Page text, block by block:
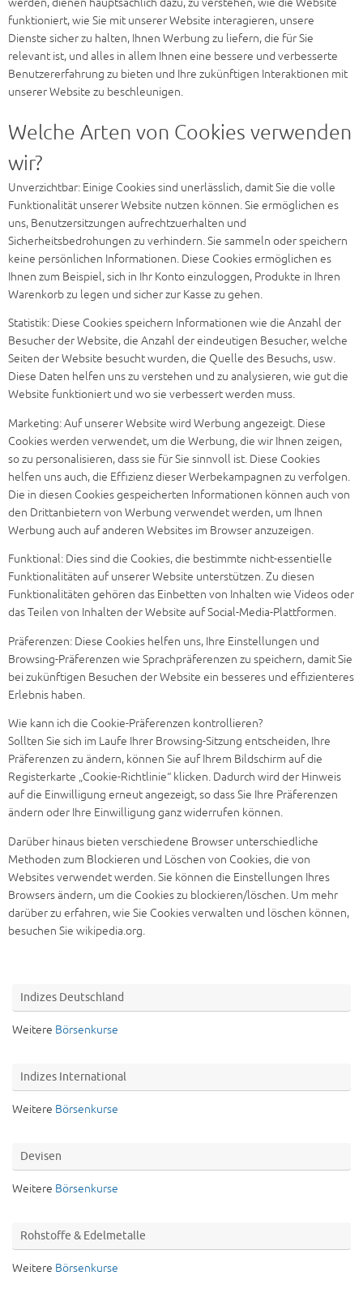
funktioniert, wie Sie mit unserer Website interagieren, unsere
Dienste sicher zu halten, Ihnen Werbung zu liefern, die für Sie
relevant ist, und alles in allem Ihnen eine bessere und verbesserte
Benutzererfahrung zu bieten und Ihre zukünftigen Interaktionen mit
unserer Website zu beschleunigen.
Welche Arten von Cookies verwenden
wir?
Unverzichtbar: Einige Cookies sind unerlässlich, damit Sie die volle
Funktionalität unserer Website nutzen können. Sie ermöglichen es
uns, Benutzersitzungen aufrechtzuerhalten und
Sicherheitsbedrohungen zu verhindern. Sie sammeln oder speichern
keine persönlichen Informationen. Diese Cookies ermöglichen es
Ihnen zum Beispiel, sich in Ihr Konto einzuloggen, Produkte in Ihren
Warenkorb zu legen und sicher zur Kasse zu gehen.
Statistik: Diese Cookies speichern Informationen wie die Anzahl der
Besucher der Website, die Anzahl der eindeutigen Besucher, welche
Seiten der Website besucht wurden, die Quelle des Besuchs, usw.
Diese Daten helfen uns zu verstehen und zu analysieren, wie gut die
Website funktioniert und wo sie verbessert werden muss.
Marketing: Auf unserer Website wird Werbung angezeigt. Diese
Cookies werden verwendet, um die Werbung, die wir Ihnen zeigen,
so zu personalisieren, dass sie für Sie sinnvoll ist. Diese Cookies
helfen uns auch, die Effizienz dieser Werbekampagnen zu verfolgen.
Die in diesen Cookies gespeicherten Informationen können auch von
den Drittanbietern von Werbung verwendet werden, um Ihnen
Werbung auch auf anderen Websites im Browser anzuzeigen.
Funktional: Dies sind die Cookies, die bestimmte nicht-essentielle
Funktionalitäten auf unserer Website unterstützen. Zu diesen
Funktionalitäten gehören das Einbetten von Inhalten wie Videos oder
das Teilen von Inhalten der Website auf Social-Media-Plattformen.
Präferenzen: Diese Cookies helfen uns, Ihre Einstellungen und
Browsing-Präferenzen wie Sprachpräferenzen zu speichern, damit Sie
bei zukünftigen Besuchen der Website ein besseres und effizienteres
Erlebnis haben.
Wie kann ich die Cookie-Präferenzen kontrollieren?
Sollten Sie sich im Laufe Ihrer Browsing-Sitzung entscheiden, Ihre
Präferenzen zu ändern, können Sie auf Ihrem Bildschirm auf die
Registerkarte „Cookie-Richtlinie“ klicken. Dadurch wird der Hinweis
auf die Einwilligung erneut angezeigt, so dass Sie Ihre Präferenzen
ändern oder Ihre Einwilligung ganz widerrufen können.
Darüber hinaus bieten verschiedene Browser unterschiedliche
Methoden zum Blockieren und Löschen von Cookies, die von
Websites verwendet werden. Sie können die Einstellungen Ihres
Browsers ändern, um die Cookies zu blockieren/löschen. Um mehr
darüber zu erfahren, wie Sie Cookies verwalten und löschen können,
besuchen Sie wikipedia.org.
Indizes Deutschland
Weitere Börsenkurse
Indizes International
Weitere Börsenkurse
Devisen
Weitere Börsenkurse
Rohstoffe & Edelmetalle
Weitere Börsenkurse